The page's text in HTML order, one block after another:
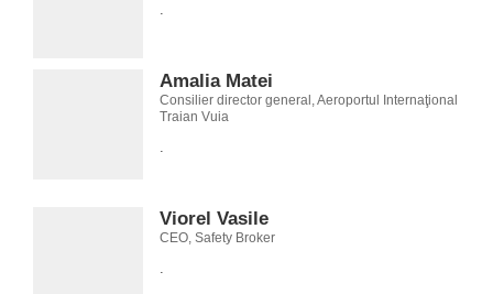
.
Amalia Matei
Consilier director general, Aeroportul Internaţional
Traian Vuia
.
Viorel Vasile
CEO, Safety Broker
.